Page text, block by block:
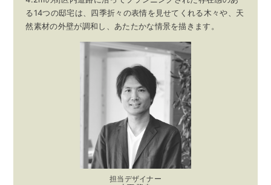
る14つの邸宅は、四季折々の表情を見せてくれる木々や、天
然素材の外壁が調和し、あたたかな情景を描きます。
担当デザイナー